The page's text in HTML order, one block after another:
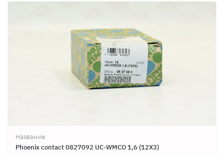
Название:
Phoenix contact 0827092 UC-WMCO 1,6 (12X3)
Продолжить покупки Оформить заказ